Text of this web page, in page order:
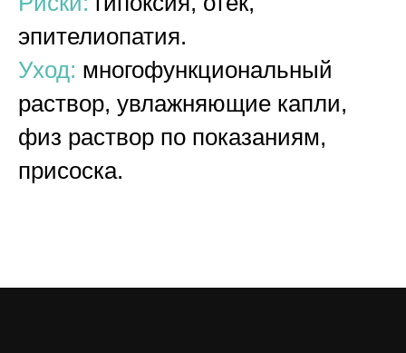
эпителиопатия.
Уход: многофункциональный
раствор, увлажняющие капли,
физ раствор по показаниям,
присоска.